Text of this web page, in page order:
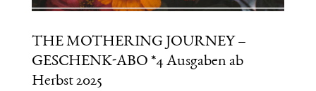
THE MOTHERING JOURNEY –
GESCHENK-ABO *4 Ausgaben ab
Herbst 2025